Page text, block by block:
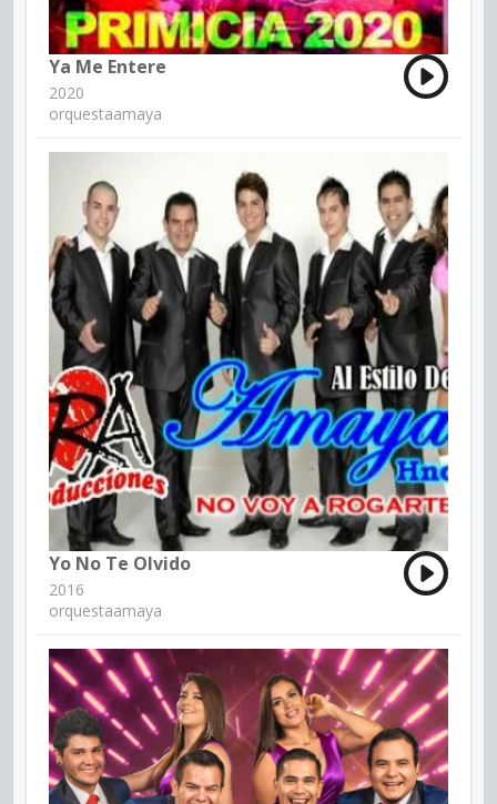
Ya Me Entere
2020
orquestaamaya
Yo No Te Olvido
2016
orquestaamaya